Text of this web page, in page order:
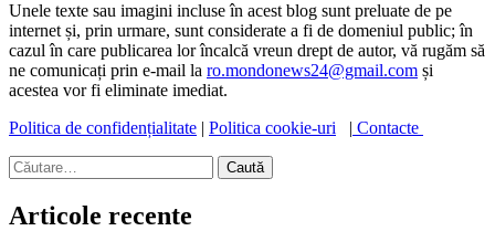
Unele texte sau imagini incluse în acest blog sunt preluate de pe
internet și, prin urmare, sunt considerate a fi de domeniul public; în
cazul în care publicarea lor încalcă vreun drept de autor, vă rugăm să
ne comunicați prin e-mail la ro.mondonews24@gmail.com și
acestea vor fi eliminate imediat.
Politica de confidențialitate | Politica cookie-uri | Contacte
Caută
după:
Articole recente